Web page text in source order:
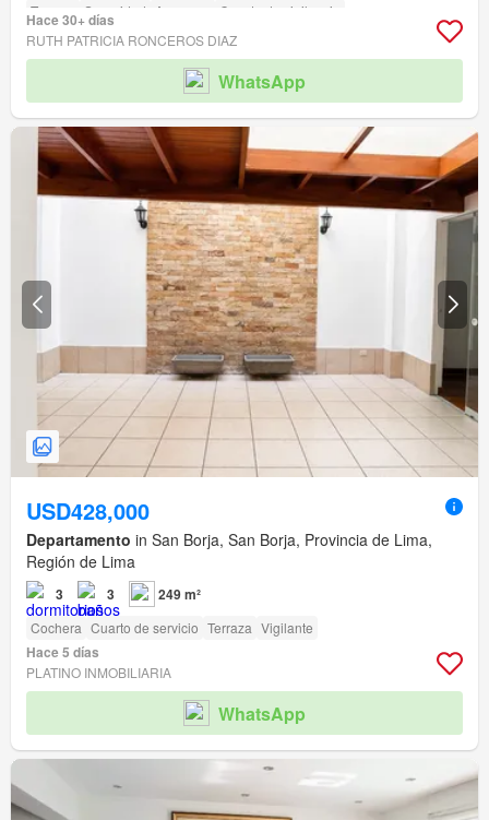
Terraza
Seguridad Ascensor
Caseta de vigilancia
Acceso para personas con discapacidad
Hace 30+ días
RUTH PATRICIA RONCEROS DIAZ
WhatsApp
USD428,000
Departamento in San Borja, San Borja, Provincia de Lima,
Región de Lima
3 3 249 m²
Cochera Cuarto de servicio Terraza Vigilante
Hace 5 días
PLATINO INMOBILIARIA
WhatsApp